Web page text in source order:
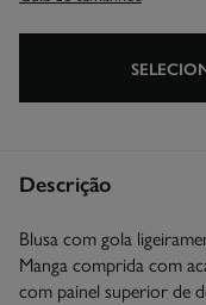
Descrição
Blusa com gola
Manga comprida com
com painel superior de